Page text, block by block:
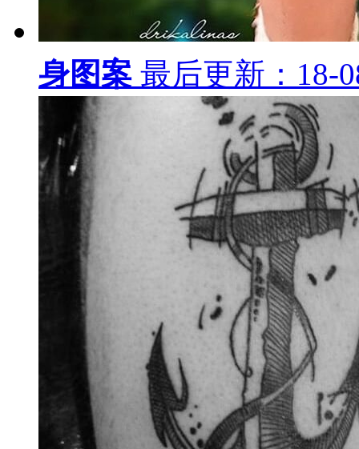
身图案 最后更新：18-